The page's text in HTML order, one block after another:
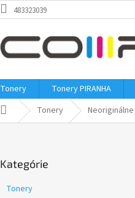
483323039
Tonery Tonery PIRANHA
Domov Tonery
kategórie
Kategórie
Tonery